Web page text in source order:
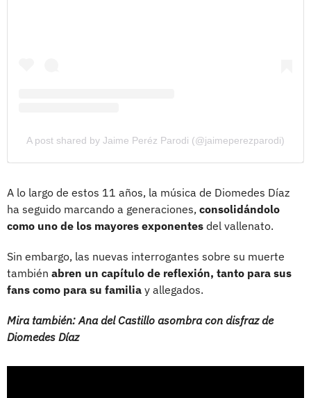
A post shared by Jaime Peréz Parodi (@jaimeperezparodi)
A lo largo de estos 11 años, la música de Diomedes Díaz
ha seguido marcando a generaciones, consolidándolo
como uno de los mayores exponentes del vallenato.
Sin embargo, las nuevas interrogantes sobre su muerte
también abren un capítulo de reflexión, tanto para sus
fans como para su familia y allegados.
Mira también: Ana del Castillo asombra con disfraz de
Diomedes Díaz